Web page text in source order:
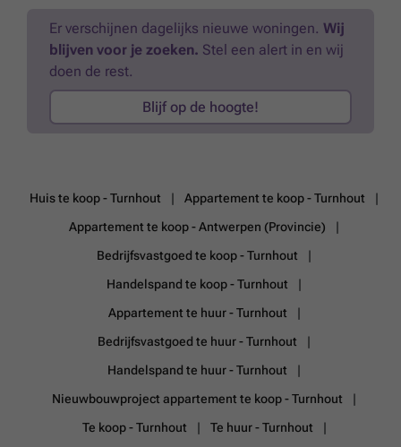
wastafel. Kelder Bij het appartement hoort eveneens een private
kelderberging. Buitenruimte Het appartement beschikt over maar
liefst drie terrassen. Extra: -4 airco-units aanwezig -Private
kelderberging inbegrepen * Vermelde oppervlakte/afmetingen zijn
indicatief. Oppervlakte conform EPC. * Stedenbouwkundige
inlichtingen in aanvraag. Gmo in aanvraag.Meer weten?
Er verschijnen dagelijks nieuwe woningen. Wij
blijven voor je zoeken. Stel een alert in en wij
doen de rest.
Blijf op de hoogte!
Huis te koop - Turnhout
Appartement te koop - Turnhout
Appartement te koop - Antwerpen (Provincie)
Bedrijfsvastgoed te koop - Turnhout
Handelspand te koop - Turnhout
Appartement te huur - Turnhout
Bedrijfsvastgoed te huur - Turnhout
Handelspand te huur - Turnhout
Nieuwbouwproject appartement te koop - Turnhout
Te koop - Turnhout
Te huur - Turnhout